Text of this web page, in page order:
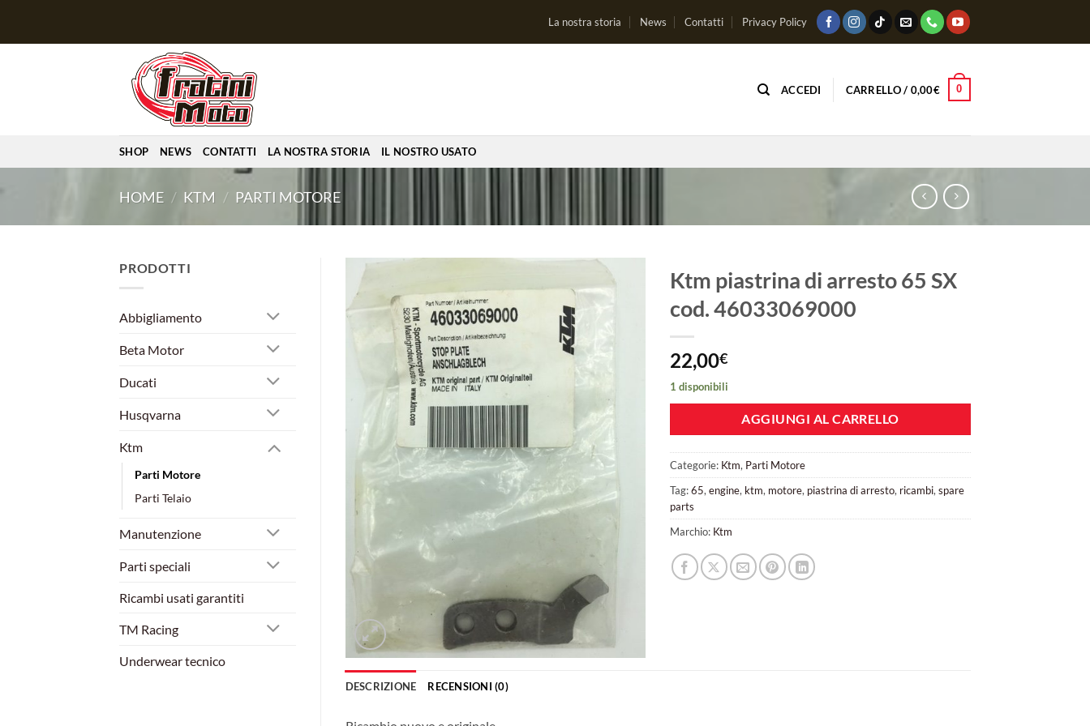
La nostra storia News Contatti Privacy Policy
ACCEDI CARRELLO / 0,00€ 0
SHOP NEWS CONTATTI LA NOSTRA STORIA IL NOSTRO USATO
HOME / KTM / PARTI MOTORE
PRODOTTI
Abbigliamento
Beta Motor
Ducati
Husqvarna
Ktm
Parti Motore
Parti Telaio
Manutenzione
Parti speciali
Ricambi usati garantiti
TM Racing
Underwear tecnico
dei
desideri
Ktm piastrina di arresto 65 SX
cod. 46033069000
22,00€
1 disponibili
AGGIUNGI AL CARRELLO
Categorie: Ktm, Parti Motore
Tag:65,engine, ktm, motore, piastrina di arresto, ricambi,spare
parts
Marchio: Ktm
DESCRIZIONE RECENSIONI (0)